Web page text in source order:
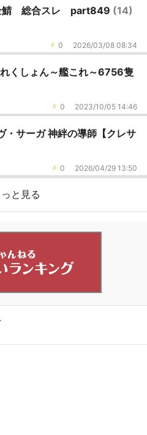
鯖 総合スレ part849 (14)
0 2026/03/08 08:34
くしょん～艦これ～6756隻
0 2023/10/05 14:46
・サーガ 神絆の導師【クレサ
0 2026/04/29 13:50
っと見る